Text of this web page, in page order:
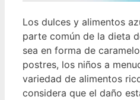
Los dulces y alimentos
parte común de la dieta
sea en forma de
postres, los niños a
variedad de alimentos
considera que el daño